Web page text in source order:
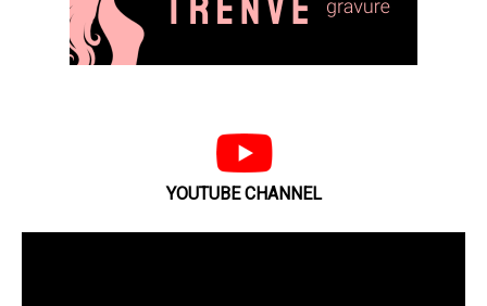
YOUTUBE CHANNEL